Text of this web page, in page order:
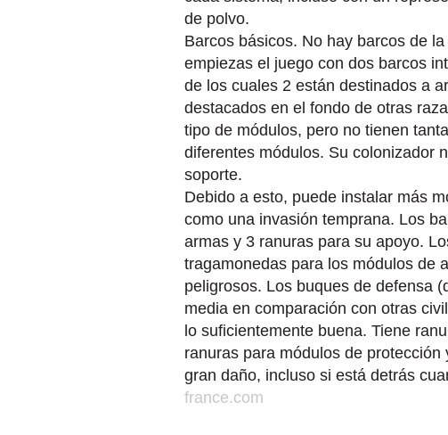
de polvo.
Barcos básicos. No hay barcos de
empiezas el juego con dos barcos
de los cuales 2 están destinados a
destacados en el fondo de otras
tipo de módulos, pero no tienen
diferentes módulos. Su colonizador
soporte.
Debido a esto, puede instalar más
como una invasión temprana. Los
armas y 3 ranuras para su apoyo.
tragamonedas para los módulos de
peligrosos. Los buques de defensa
media en comparación con otras
lo suficientemente buena. Tiene
ranuras para módulos de
gran daño, incluso si está detrás
france.com